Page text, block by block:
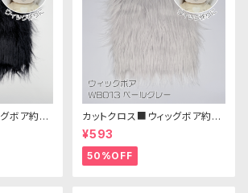
ボア約8c
ア生地 2
カットクロス■ウィッグボア約8c
m(ペールグレー)WB013 ボア
生地 25cm × 45cm
¥593
50%OFF